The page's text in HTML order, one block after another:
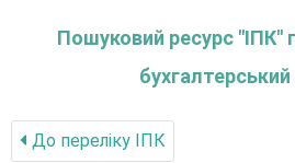
Пошуковий ресурс "ІПК"
бухгалтерський
До переліку IПК